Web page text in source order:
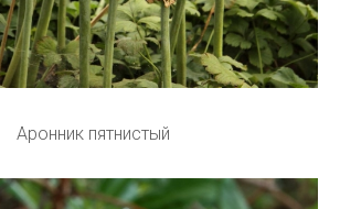
Аронник пятнистый